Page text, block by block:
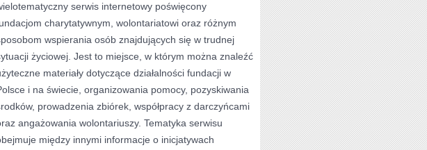
serwis internetowy poświęcony
charytatywnym, wolontariatowi oraz różnym
wspierania osób znajdujących się w trudnej
życiowej. Jest to miejsce, w którym można znaleźć
materiały dotyczące działalności fundacji w
i na świecie, organizowania pomocy, pozyskiwania
prowadzenia zbiórek, współpracy z darczyńcami
angażowania wolontariuszy. Tematyka serwisu
między innymi informacje o inicjatywach